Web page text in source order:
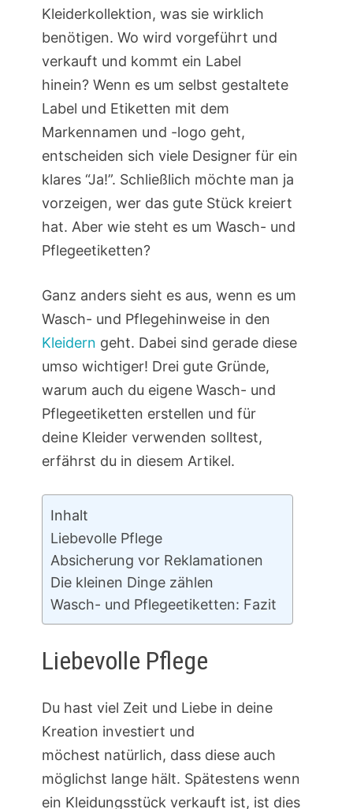
Kleiderkollektion, was sie wirklich
benötigen. Wo wird vorgeführt und
verkauft und kommt ein Label
hinein? Wenn es um selbst gestaltete
Label und Etiketten mit dem
Markennamen und -logo geht,
entscheiden sich viele Designer für ein
klares “Ja!”. Schließlich möchte man ja
vorzeigen, wer das gute Stück kreiert
hat. Aber wie steht es um Wasch- und
Pflegeetiketten?
Ganz anders sieht es aus, wenn es um
Wasch- und Pflegehinweise in den
Kleidern geht. Dabei sind gerade diese
umso wichtiger! Drei gute Gründe,
warum auch du eigene Wasch- und
Pflegeetiketten erstellen und für
deine Kleider verwenden solltest,
erfährst du in diesem Artikel.
Inhalt
Liebevolle Pflege
Absicherung vor Reklamationen
Die kleinen Dinge zählen
Wasch- und Pflegeetiketten: Fazit
Liebevolle Pflege
Du hast viel Zeit und Liebe in deine
Kreation investiert und
möchest natürlich, dass diese auch
möglichst lange hält. Spätestens wenn
ein Kleidungsstück verkauft ist, ist dies